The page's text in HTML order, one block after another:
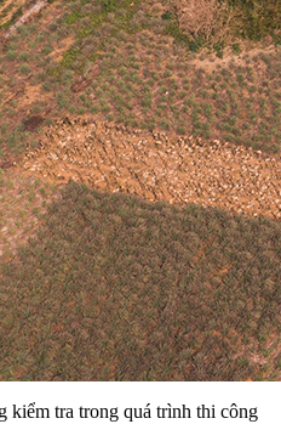
kiểm tra trong quá trình thi công